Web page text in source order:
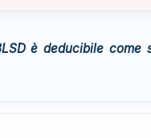
è deducibile come